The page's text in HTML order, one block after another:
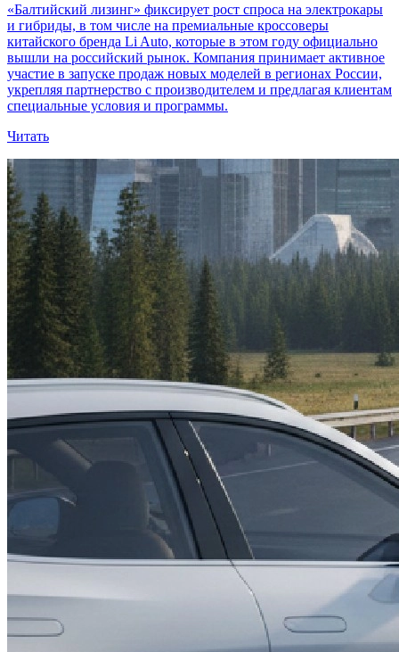
«Балтийский лизинг» фиксирует рост спроса на электрокары
и гибриды, в том числе на премиальные кроссоверы
китайского бренда Li Auto, которые в этом году официально
вышли на российский рынок. Компания принимает активное
участие в запуске продаж новых моделей в регионах России,
укрепляя партнерство с производителем и предлагая клиентам
специальные условия и программы.
Читать